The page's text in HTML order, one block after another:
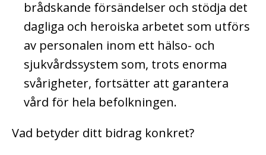
brådskande försändelser och stödja det
dagliga och heroiska arbetet som utförs
av personalen inom ett hälso- och
sjukvårdssystem som, trots enorma
svårigheter, fortsätter att garantera
vård för hela befolkningen.
Vad betyder ditt bidrag konkret?